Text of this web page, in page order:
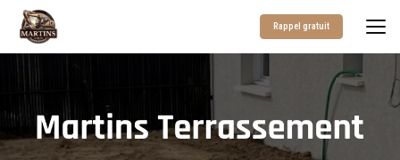
contenu
Rappel gratuit